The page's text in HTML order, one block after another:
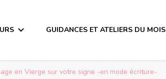
GUIDANCES ET ATELIERS DU MOIS
en Vierge sur votre signe -en mode écriture-